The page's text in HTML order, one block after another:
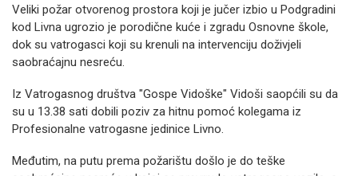
Veliki požar otvorenog prostora koji je jučer izbio u Podgradini
kod Livna ugrozio je porodične kuće i zgradu Osnovne škole,
dok su vatrogasci koji su krenuli na intervenciju doživjeli
saobraćajnu nesreću.
Iz Vatrogasnog društva "Gospe Vidoške" Vidoši saopćili su da
su u 13.38 sati dobili poziv za hitnu pomoć kolegama iz
Profesionalne vatrogasne jedinice Livno.
Međutim, na putu prema požarištu došlo je do teške